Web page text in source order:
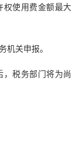
权使用费金额最大
机关申报。
，税务部门将为尚